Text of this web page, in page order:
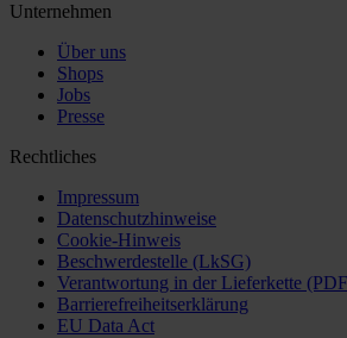
Unternehmen
Über uns
Shops
Jobs
Presse
Rechtliches
Impressum
Datenschutzhinweise
Cookie-Hinweis
Beschwerdestelle (LkSG)
Verantwortung in der Lieferkette
Barrierefreiheitserklärung
EU Data Act